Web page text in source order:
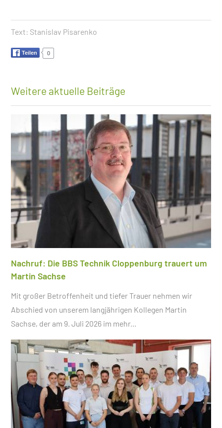
Text: Stanislav Pisarenko
Teilen 0
Weitere aktuelle Beiträge
Nachruf: Die BBS Technik Cloppenburg trauert um
Martin Sachse
Mit großer Betroffenheit und tiefer Trauer nehmen wir
Abschied von unserem langjährigen Kollegen Martin
Sachse, der am 9. Juli 2026 im mehr...